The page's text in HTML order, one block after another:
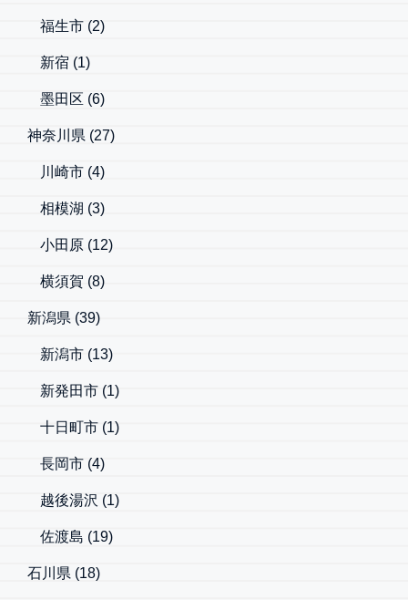
福生市 (2)
新宿 (1)
墨田区 (6)
神奈川県 (27)
川崎市 (4)
相模湖 (3)
小田原 (12)
横須賀 (8)
新潟県 (39)
新潟市 (13)
新発田市 (1)
十日町市 (1)
長岡市 (4)
越後湯沢 (1)
佐渡島 (19)
石川県 (18)